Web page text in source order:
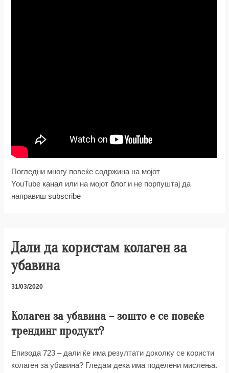
Погледни многу повеќе содржина на мојот
YouTube канал или на мојот блог и не порпуштај да
направишsubscribe
Дали да користам колаген за
убавина
31/03/2020
Колаген за убавина – зошто е се повеќе
трендинг продукт?
Епизода 723 – дали ќе има резултати доколку се користи
колаген за убавина? Гледам дека има поделени мислења.